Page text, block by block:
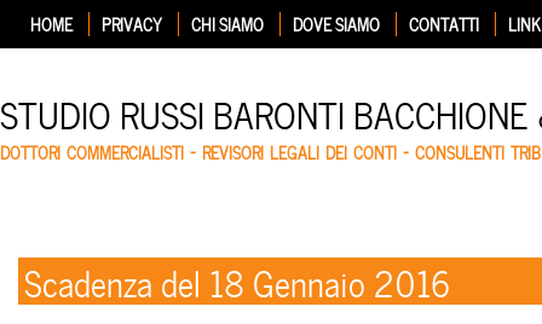
HOME PRIVACY CHI SIAMO DOVE SIAMO CONTATTI LINK
STUDIO RUSSI BARONTI
DOTTORI COMMERCIALISTI – REVISORI LEGALI DEI CONTI – CONSULENTI
Scadenza del 18 Gennaio 2016